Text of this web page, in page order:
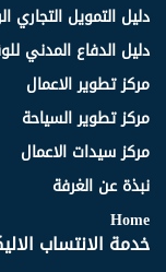
دليل التمويل التجاري
دليل الدفاع المدني
مركز تطوير الاعمال
مركز تطوير السياحة
مركز سيدات الاعمال
نبذة عن الغرفة
Home
خدمة الانتساب